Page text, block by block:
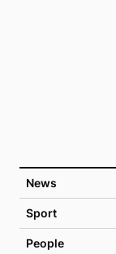
News
Sport
People